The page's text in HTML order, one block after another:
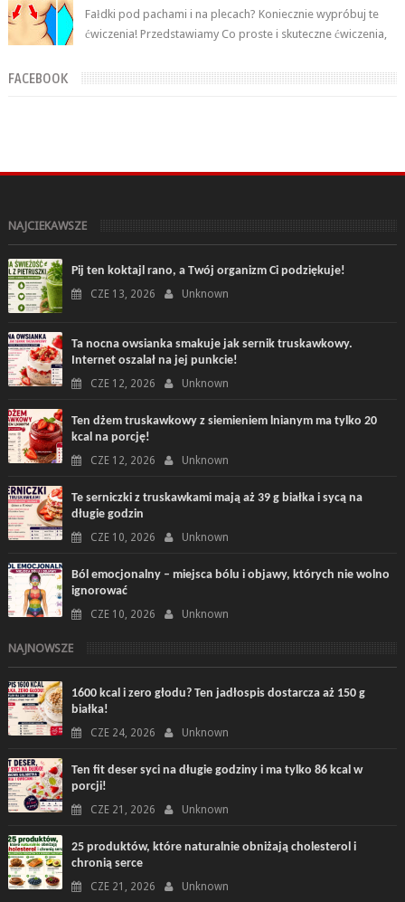
Fałdki pod pachami i na plecach? Koniecznie wypróbuj te
ćwiczenia! Przedstawiamy Co proste i skuteczne ćwiczenia,
FACEBOOK
NAJCIEKAWSZE
Pij ten koktajl rano, a Twój organizm Ci podziękuje!
CZE 13, 2026 Unknown
Ta nocna owsianka smakuje jak sernik truskawkowy.
Internet oszalał na jej punkcie!
CZE 12, 2026 Unknown
Ten dżem truskawkowy z siemieniem lnianym ma tylko 20
kcal na porcję!
CZE 12, 2026 Unknown
Te serniczki z truskawkami mają aż 39 g białka i sycą na
długie godzin
CZE 10, 2026 Unknown
Ból emocjonalny – miejsca bólu i objawy, których nie wolno
ignorować
CZE 10, 2026 Unknown
NAJNOWSZE
1600 kcal i zero głodu? Ten jadłospis dostarcza aż 150 g
białka!
CZE 24, 2026 Unknown
Ten fit deser syci na długie godziny i ma tylko 86 kcal w
porcji!
CZE 21, 2026 Unknown
25 produktów, które naturalnie obniżają cholesterol i
chronią serce
CZE 21, 2026 Unknown